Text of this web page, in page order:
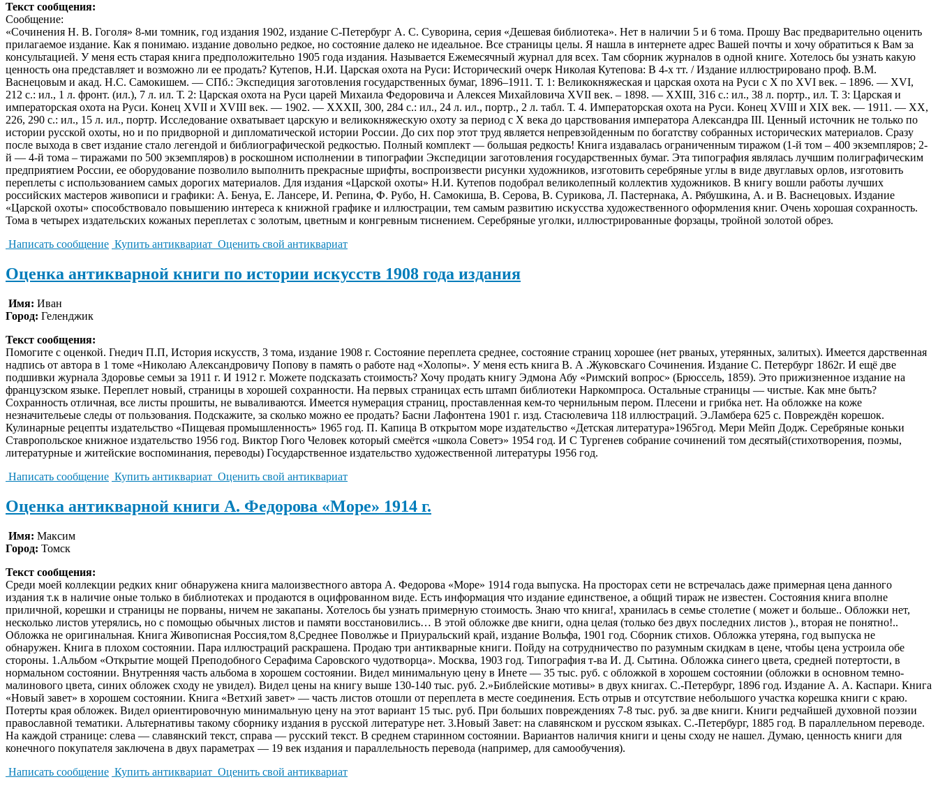
Текст сообщения:
Сообщение:
«Сочинения Н. В. Гоголя» 8-ми томник, год издания 1902, издание С-Петербург А. С. Суворина, серия «Дешевая библиотека». Нет в наличии 5 и 6 тома. Прошу Вас предварительно оценить
прилагаемое издание. Как я понимаю. издание довольно редкое, но состояние далеко не идеальное. Все страницы целы. Я нашла в интернете адрес Вашей почты и хочу обратиться к Вам за
консультацией. У меня есть старая книга предположительно 1905 года издания. Называется Ежемесячный журнал для всех. Там сборник журналов в одной книге. Хотелось бы узнать какую
ценность она представляет и возможно ли ее продать? Кутепов, Н.И. Царская охота на Руси: Исторический очерк Николая Кутепова: В 4-х тт. / Издание иллюстрировано проф. В.М.
Васнецовым и акад. Н.С. Самокишем. — СПб.: Экспедиция заготовления государственных бумаг, 1896–1911. Т. 1: Великокняжеская и царская охота на Руси с X по XVI век. – 1896. — XVI,
212 с.: ил., 1 л. фронт. (ил.), 7 л. ил. Т. 2: Царская охота на Руси царей Михаила Федоровича и Алексея Михайловича XVII век. – 1898. — XXIII, 316 с.: ил., 38 л. портр., ил. Т. 3: Царская и
императорская охота на Руси. Конец XVII и XVIII век. — 1902. — XXXII, 300, 284 с.: ил., 24 л. ил., портр., 2 л. табл. Т. 4. Императорская охота на Руси. Конец XVIII и XIX век. — 1911. — ХХ,
226, 290 с.: ил., 15 л. ил., портр. Исследование охватывает царскую и великокняжескую охоту за период с X века до царствования императора Александра III. Ценный источник не только по
истории русской охоты, но и по придворной и дипломатической истории России. До сих пор этот труд является непревзойденным по богатству собранных исторических материалов. Сразу
после выхода в свет издание стало легендой и библиографической редкостью. Полный комплект — большая редкость! Книга издавалась ограниченным тиражом (1-й том – 400 экземпляров; 2-
й — 4-й тома – тиражами по 500 экземпляров) в роскошном исполнении в типографии Экспедиции заготовления государственных бумаг. Эта типография являлась лучшим полиграфическим
предприятием России, ее оборудование позволило выполнить прекрасные шрифты, воспроизвести рисунки художников, изготовить серебряные углы в виде двуглавых орлов, изготовить
переплеты с использованием самых дорогих материалов. Для издания «Царской охоты» Н.И. Кутепов подобрал великолепный коллектив художников. В книгу вошли работы лучших
российских мастеров живописи и графики: А. Бенуа, Е. Лансере, И. Репина, Ф. Рубо, Н. Самокиша, В. Серова, В. Сурикова, Л. Пастернака, А. Рябушкина, А. и В. Васнецовых. Издание
«Царской охоты» способствовало повышению интереса к книжной графике и иллюстрации, тем самым развитию искусства художественного оформления книг. Очень хорошая сохранность.
Тома в четырех издательских кожаных переплетах с золотым, цветным и конгревным тиснением. Серебряные уголки, иллюстрированные форзацы, тройной золотой обрез.
Написать сообщение Купить антиквариат Оценить свой антиквариат
Оценка антикварной книги по истории искусств 1908 года издания
Имя: Иван
Город: Геленджик
Текст сообщения:
Помогите с оценкой. Гнедич П.П, История искусств, 3 тома, издание 1908 г. Состояние переплета среднее, состояние страниц хорошее (нет рваных, утерянных, залитых). Имеется дарственная
надпись от автора в 1 томе «Николаю Александровичу Попову в память о работе над «Холопы». У меня есть книга В. А .Жуковскаго Сочинения. Издание С. Петербург 1862г. И ещё две
подшивки журнала Здоровье семьи за 1911 г. И 1912 г. Можете подсказать стоимость? Хочу продать книгу Эдмона Абу «Римский вопрос» (Брюссель, 1859). Это прижизненное издание на
французском языке. Переплет новый, страницы в хорошей сохранности. На первых страницах есть штамп библиотеки Наркомпроса. Остальные страницы — чистые. Как мне быть?
Сохранность отличная, все листы прошиты, не вываливаются. Имеется нумерация страниц, проставленная кем-то чернильным пером. Плесени и грибка нет. На обложке на коже
незначительеые следы от пользования. Подскажите, за сколько можно ее продать? Басни Лафонтена 1901 г. изд. Стасюлевича 118 иллюстраций. Э.Ламбера 625 с. Повреждён корешок.
Кулинарные рецепты издательство «Пищевая промышленность» 1965 год. П. Капица В открытом море издательство «Детская литература»1965год. Мери Мейп Додж. Серебряные коньки
Ставропольское книжное издательство 1956 год. Виктор Гюго Человек который смеётся «школа Советэ» 1954 год. И С Тургенев собрание сочинений том десятый(стихотворения, поэмы,
литературные и житейские воспоминания, переводы) Государственное издательство художественной литературы 1956 год.
Написать сообщение Купить антиквариат Оценить свой антиквариат
Оценка антикварной книги А. Федорова «Море» 1914 г.
Имя: Максим
Город: Томск
Текст сообщения:
Среди моей коллекции редких книг обнаружена книга малоизвестного автора А. Федорова «Море» 1914 года выпуска. На просторах сети не встречалась даже примерная цена данного
издания т.к в наличие оные только в библиотеках и продаются в оцифрованном виде. Есть информация что издание единственое, а общий тираж не известен. Состояния книга вполне
приличной, корешки и страницы не порваны, ничем не закапаны. Хотелось бы узнать примерную стоимость. Знаю что книга!, хранилась в семье столетие ( может и больше.. Обложки нет,
несколько листов утерялись, но с помощью обычных листов и памяти восстановились… В этой обложке две книги, одна целая (только без двух последних листов )., вторая не понятно!..
Обложка не оригинальная. Книга Живописная Россия,том 8,Среднее Поволжье и Приуральский край, издание Вольфа, 1901 год. Сборник стихов. Обложка утеряна, год выпуска не
обнаружен. Книга в плохом состоянии. Пара иллюстраций раскрашена. Продаю три антикварные книги. Пойду на сотрудничество по разумным скидкам в цене, чтобы цена устроила обе
стороны. 1.Альбом «Открытие мощей Преподобного Серафима Саровского чудотворца». Москва, 1903 год. Типография т-ва И. Д. Сытина. Обложка синего цвета, средней потертости, в
нормальном состоянии. Внутренняя часть альбома в хорошем состоянии. Видел минимальную цену в Инете — 35 тыс. руб. с обложкой в хорошем состоянии (обложки в основном темно-
малинового цвета, синих обложек сходу не увидел). Видел цены на книгу выше 130-140 тыс. руб. 2.»Библейские мотивы» в двух книгах. С.-Петербург, 1896 год. Издание А. А. Каспари. Книга
«Новый завет» в хорошем состоянии. Книга «Ветхий завет» — часть листов отошли от переплета в месте соединения. Есть отрыв и отсутствие небольшого участка корешка книги с краю.
Потерты края обложек. Видел ориентировочную минимальную цену на этот вариант 15 тыс. руб. При больших повреждениях 7-8 тыс. руб. за две книги. Книги редчайшей духовной поэзии
православной тематики. Альтернативы такому сборнику издания в русской литературе нет. 3.Новый Завет: на славянском и русском языках. С.-Петербург, 1885 год. В параллельном переводе.
На каждой странице: слева — славянский текст, справа — русский текст. В среднем старинном состоянии. Вариантов наличия книги и цены сходу не нашел. Думаю, ценность книги для
конечного покупателя заключена в двух параметрах — 19 век издания и параллельность перевода (например, для самообучения).
Написать сообщение Купить антиквариат Оценить свой антиквариат